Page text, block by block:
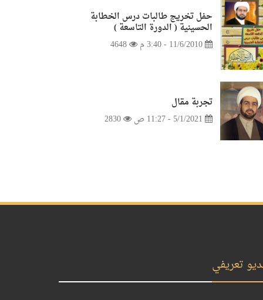
حفل تخريج طالبات درس الخطابة
الحسينية ( الدورة التاسعة )
11/6/2010 - 3:40 م
4648
تجربة مقال
2830
تعريفي